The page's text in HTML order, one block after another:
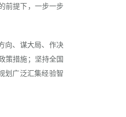
前提下，一步一步
向、谋大局、作决
策措施；坚持全国
划广泛汇集经验智